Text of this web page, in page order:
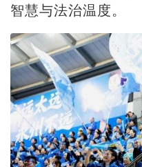
智慧与法治温度。